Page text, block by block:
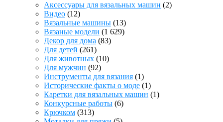
Аксессуары для вязальных машин (2)
Видео (12)
Вязальные машины (13)
Вязаные модели (1 629)
Декор для дома (83)
Для детей (261)
Для животных (10)
Для мужчин (92)
Инструменты для вязания (1)
Исторические факты о моде (1)
Каретки для вязальных машин (1)
Конкурсные работы (6)
Крючком (313)